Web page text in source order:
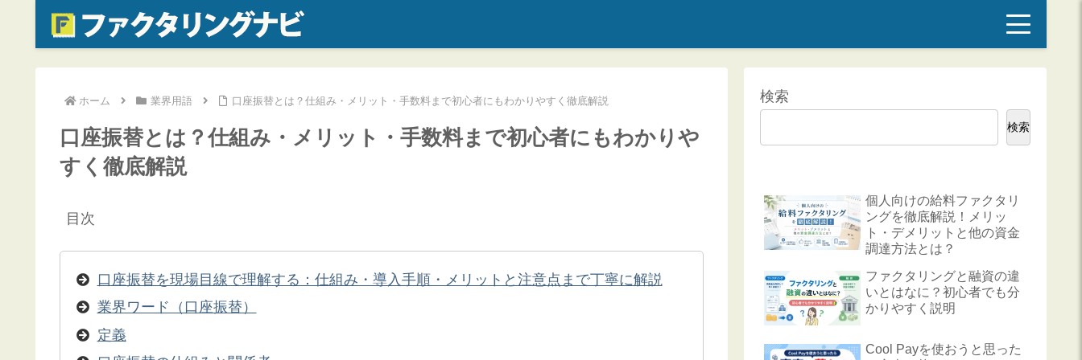
ホーム 業界用語 口座振替とは？仕組み・メリット・手数料まで初心者にもわかりやすく徹底解説
口座振替とは？仕組み・メリット・手数料まで初心者にもわかりや
すく徹底解説
目次
口座振替を現場目線で理解する：仕組み・導入手順・メリットと注意点まで丁寧に解説
業界ワード（口座振替）
定義
検索
検索
個人向けの給料ファクタリ
ングを徹底解説！メリッ
ト・デメリットと他の資金
調達方法とは？
ファクタリングと融資の違
いとはなに？初心者でも分
かりやすく説明
Cool Payを使おうと思った